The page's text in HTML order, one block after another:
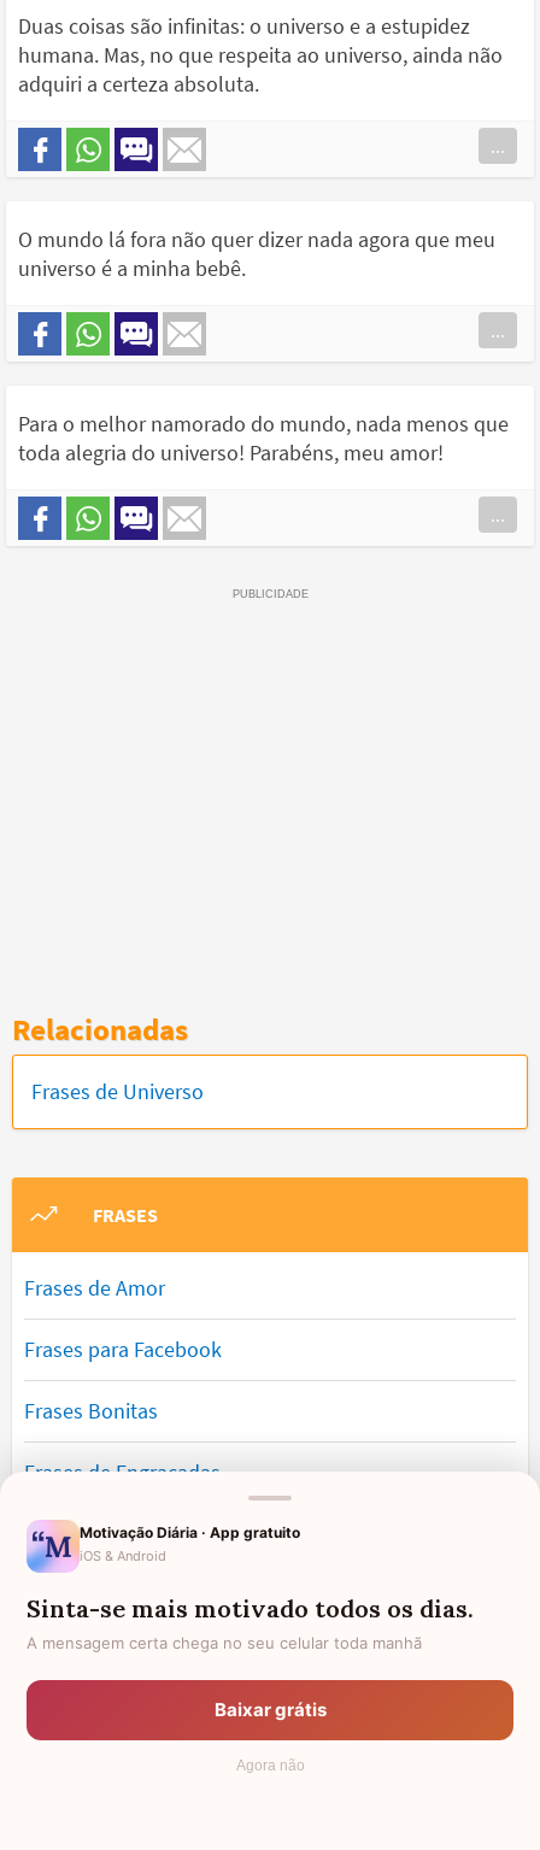
Duas coisas são infinitas: o universo e a estupidez
humana. Mas, no que respeita ao universo, ainda não
adquiri a certeza absoluta.
...
O mundo lá fora não quer dizer nada agora que meu
universo é a minha bebê.
...
Para o melhor namorado do mundo, nada menos que
toda alegria do universo! Parabéns, meu amor!
...
Relacionadas
Frases de Universo
FRASES
Frases de Amor
Frases para Facebook
Frases Bonitas
Frases de Engraçadas
Frases Românticas
Frases de Reflexão
Frases Lindas
Motivação Diária · App gratuito
iOS & Android
Sinta-se mais motivado todos os dias.
A mensagem certa chega no seu celular toda manhã
Baixar grátis
Agora não